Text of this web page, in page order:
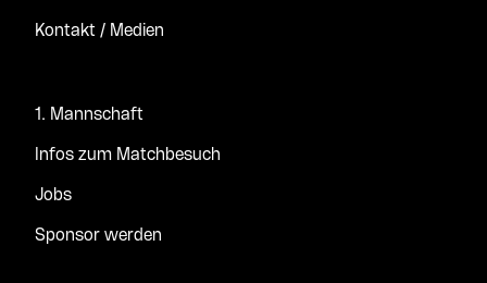
Kontakt / Medien
1. Mannschaft
Infos zum Matchbesuch
Jobs
Sponsor werden